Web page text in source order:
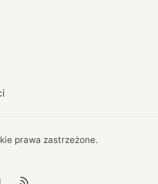
prawa zastrzeżone.